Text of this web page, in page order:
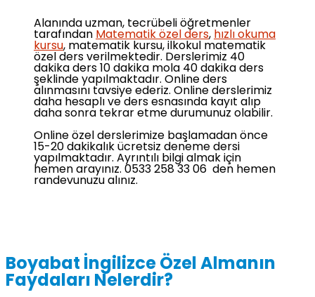
Alanında uzman, tecrübeli öğretmenler
tarafından Matematik özel ders, hızlı okuma
kursu, matematik kursu, ilkokul matematik
özel ders verilmektedir. Derslerimiz 40
dakika ders 10 dakika mola 40 dakika ders
şeklinde yapılmaktadır. Online ders
alınmasını tavsiye ederiz. Online derslerimiz
daha hesaplı ve ders esnasında kayıt alıp
daha sonra tekrar etme durumunuz olabilir.
Online özel derslerimize başlamadan önce
15-20 dakikalık ücretsiz deneme dersi
yapılmaktadır. Ayrıntılı bilgi almak için
hemen arayınız. 0533 258 33 06 den hemen
randevunuzu alınız.
Boyabat İngilizce Özel Almanın
Faydaları Nelerdir?